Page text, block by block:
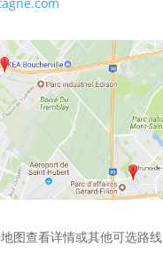
图查看详情或其他可选路线